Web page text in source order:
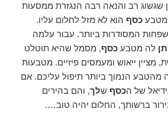
שגשוג רב והנאה רבה הנגזרת ממסעות
מטבעכסף הוא לא מזל לחלום עליו.
המסודרות ביותר. עבור עלמה
לה מטבעכסף, מסמל שהיא תוטלט
מציין ייאוש ומעמסים פיזיים. מטבעות
מהטבע הנמוך ביותר תיפול עליכם. אם
של הכסף שלך, והם בהירים
ברשותך, החלום יהיה טוב….